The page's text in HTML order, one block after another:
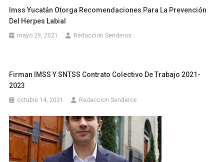
Imss Yucatán Otorga Recomendaciones Para La Prevención
Del Herpes Labial
mayo 29, 2021 Redaccion Senderos
Firman IMSS Y SNTSS Contrato Colectivo De Trabajo 2021-
2023
octubre 14, 2021 Redaccion Senderos